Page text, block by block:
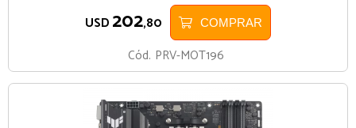
USD 202,80 COMPRAR
Cód. PRV-MOT196